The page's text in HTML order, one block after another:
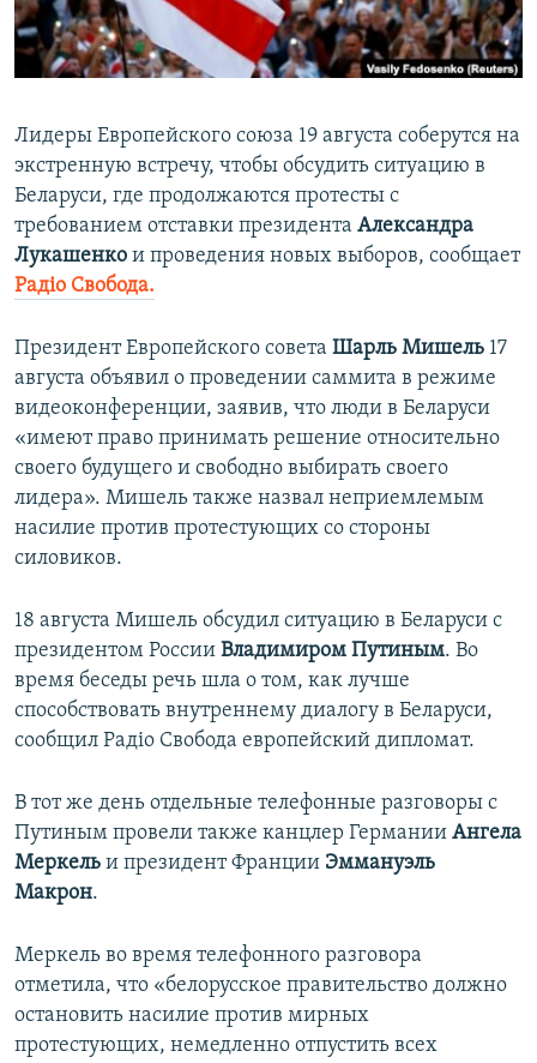
ПОБЕДИТЕЛЕЙ НЕ СУДЯТ?
КРЫМ.НЕПОКОРЕННЫЙ
УКРАИНСКАЯ ПРОБЛЕМА КРЫМА
ПРИСОЕДИНЯЙТЕСЬ!
Все сайты RFE/RL
Лидеры Европейского союза 19 августа соберутся на
экстренную встречу, чтобы обсудить ситуацию в
Беларуси, где продолжаются протесты с
требованием отставки президента Александра
Лукашенко и проведения новых выборов, сообщает
Радіо Свобода.
Президент Европейского совета Шарль Мишель 17
августа объявил о проведении саммита в режиме
видеоконференции, заявив, что люди в Беларуси
«имеют право принимать решение относительно
своего будущего и свободно выбирать своего
лидера». Мишель также назвал неприемлемым
насилие против протестующих со стороны
силовиков.
18 августа Мишель обсудил ситуацию в Беларуси с
президентом России Владимиром Путиным. Во
время беседы речь шла о том, как лучше
способствовать внутреннему диалогу в Беларуси,
сообщил Радіо Свобода европейский дипломат.
В тот же день отдельные телефонные разговоры с
Путиным провели также канцлер Германии Ангела
Меркель и президент Франции Эммануэль
Макрон.
Меркель во время телефонного разговора
отметила, что «белорусское правительство должно
остановить насилие против мирных
протестующих, немедленно отпустить всех